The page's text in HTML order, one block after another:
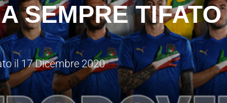
SEMPRE TIFATO
il 17 Dicembre 2020